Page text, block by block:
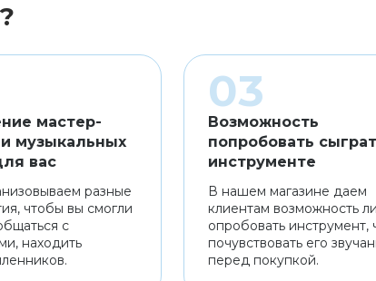
мастер-
музыкальных
вас
разные
чтобы вы смогли
с
находить
Возможность
попробовать
инструменте
В нашем магазине даем
клиентам возможность
опробовать инструмент,
почувствовать его
перед покупкой.